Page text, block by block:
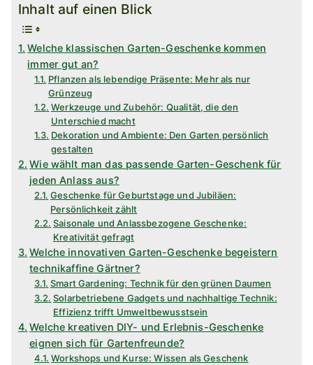
Inhalt auf einen Blick
Welche klassischen Garten-Geschenke kommen
immer gut an?
Pflanzen als lebendige Präsente: Mehr als nur
Grünzeug
Werkzeuge und Zubehör: Qualität, die den
Unterschied macht
Dekoration und Ambiente: Den Garten persönlich
gestalten
Wie wählt man das passende Garten-Geschenk für
jeden Anlass aus?
Geschenke für Geburtstage und Jubiläen:
Persönlichkeit zählt
Saisonale und Anlassbezogene Geschenke:
Kreativität gefragt
Welche innovativen Garten-Geschenke begeistern
technikaffine Gärtner?
Smart Gardening: Technik für den grünen Daumen
Solarbetriebene Gadgets und nachhaltige Technik:
Effizienz trifft Umweltbewusstsein
Welche kreativen DIY- und Erlebnis-Geschenke
eignen sich für Gartenfreunde?
Workshops und Kurse: Wissen als Geschenk